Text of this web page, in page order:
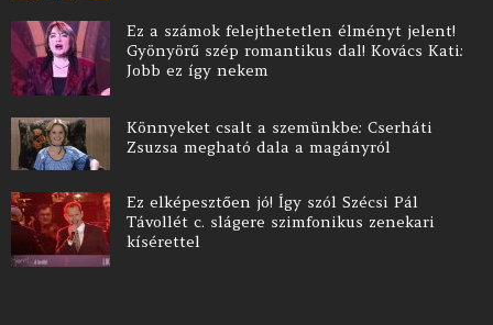
Ez a számok felejthetetlen élményt jelent!
Gyönyörű szép romantikus dal! Kovács Kati:
Jobb ez így nekem
Könnyeket csalt a szemünkbe: Cserháti
Zsuzsa megható dala a magányról
Ez elképesztően jó! Így szól Szécsi Pál
Távollét c. slágere szimfonikus zenekari
kísérettel